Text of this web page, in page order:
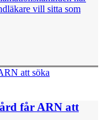
vill sitta som
får ARN att